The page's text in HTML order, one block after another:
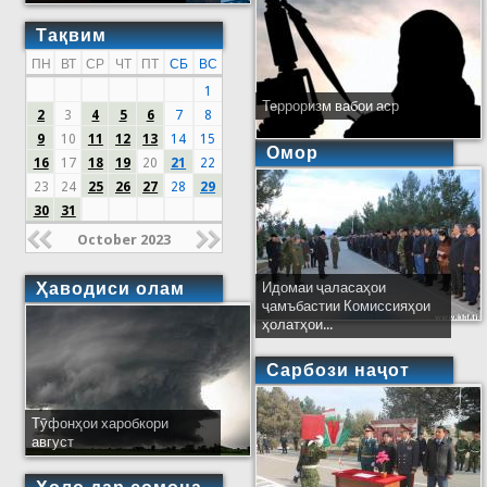
Тақвим
ПН ВТ СР ЧТ ПТ СБ
ВС
1
2
3 4 5 6 7
8
9
10 11 12 13 14
15
16
17 18 19 20 21
22
23
24 25 26 27 28
29
30
31
October 2023
Ҳаводиси олам
Тӯфонҳои харобкори
август
Терроризм вабои аср
Омор
Идомаи ҷаласаҳои
ҷамъбастии Комиссияҳои
ҳолатҳои...
Сарбози наҷот